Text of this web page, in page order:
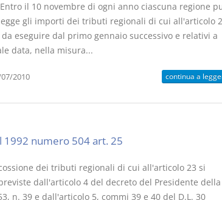
Entro il 10 novembre di ogni anno ciascuna regione
gli importi dei tributi regionali di cui all'articolo
eseguire dal primo gennaio successivo e relativi a
data, nella misura...
2010 continua a
1992 numero 504 art. 25
dei tributi regionali di cui all'articolo 23 si
dall'articolo 4 del decreto del Presidente della
n. 39 e dall'articolo 5, commi 39 e 40 del D.L. 30